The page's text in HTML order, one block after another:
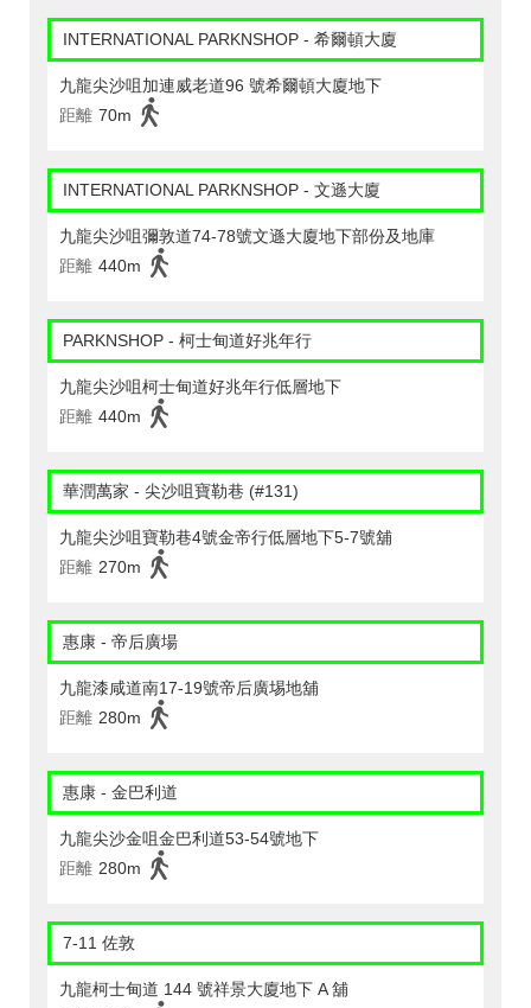
INTERNATIONAL PARKNSHOP - 希爾頓大廈
九龍尖沙咀加連威老道96 號希爾頓大廈地下
距離 70m
INTERNATIONAL PARKNSHOP - 文遜大廈
九龍尖沙咀彌敦道74-78號文遜大廈地下部份及地庫
距離 440m
PARKNSHOP - 柯士甸道好兆年行
九龍尖沙咀柯士甸道好兆年行低層地下
距離 440m
華潤萬家 - 尖沙咀寶勒巷 (#131)
九龍尖沙咀寶勒巷4號金帝行低層地下5-7號舖
距離 270m
惠康 - 帝后廣場
九龍漆咸道南17-19號帝后廣埸地舖
距離 280m
惠康 - 金巴利道
九龍尖沙金咀金巴利道53-54號地下
距離 280m
7-11 佐敦
九龍柯士甸道 144 號祥景大廈地下 A 舖